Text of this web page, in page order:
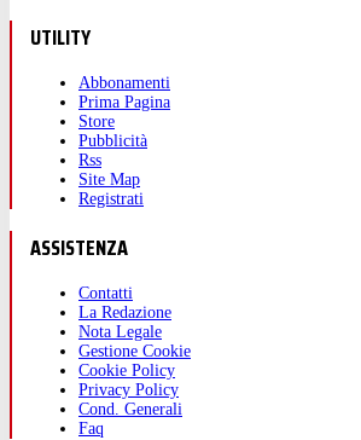
UTILITY
Abbonamenti
Prima Pagina
Store
Pubblicità
Rss
Site Map
Registrati
ASSISTENZA
Contatti
La Redazione
Nota Legale
Gestione Cookie
Cookie Policy
Privacy Policy
Cond. Generali
Faq